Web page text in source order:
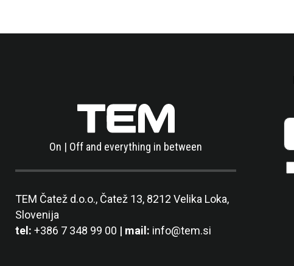
On | Off and everything in between
TEM Čatež d.o.o., Čatež 13, 8212 Velika Loka,
Slovenija
tel: +386 7 348 99 00 | mail: info@tem.si